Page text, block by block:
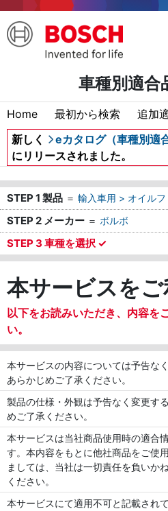
車種別適合
Home 最初から検索
追加
新しく
eカタログ（車種別適
にリリースされました。
STEP 1 製品 ＝ 輸入車用 > オイル
STEP 2 メーカー ＝ ボルボ
STEP 3 車種を選択 ✓
本サービスを
以下をお読みいただき、内容を
い。
本サービスの内容については予告な
あらかじめご了承ください。
製品の仕様・外観は予告なく変更す
めご了承ください。
本サービスは当社商品使用時の適合
す。本内容をもとに他社商品をご使
ましては、当社は一切責任を負いか
ください。
本サービスにて適用不可と記載され